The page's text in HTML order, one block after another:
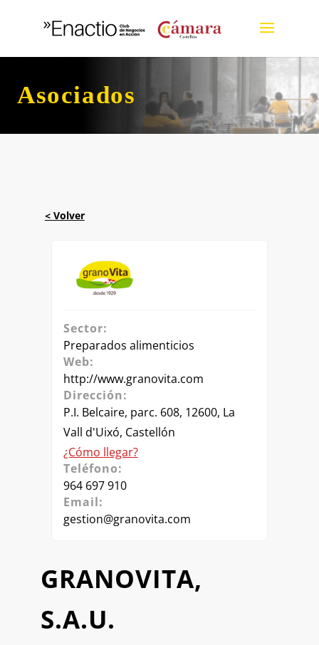
Asociados
GRANOVITA,
S.A.U.
Sector:
Preparados alimenticios
Web:
http://www.granovita.com
Dirección:
P.I. Belcaire, parc. 608, 12600, La
Vall d'Uixó, Castellón
¿Cómo llegar?
Teléfono:
964 697 910
Email:
gestion@granovita.com